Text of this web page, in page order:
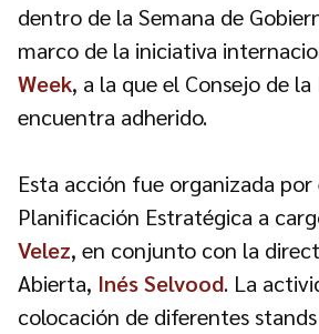
dentro de la Semana de
marco de la iniciativa
Week, a la que el Consejo de
encuentra adherido.
Esta acción fue organizada
Planificación Estratégica a
Velez, en conjunto con la
Abierta, Inés Selvood. La
colocación de diferentes